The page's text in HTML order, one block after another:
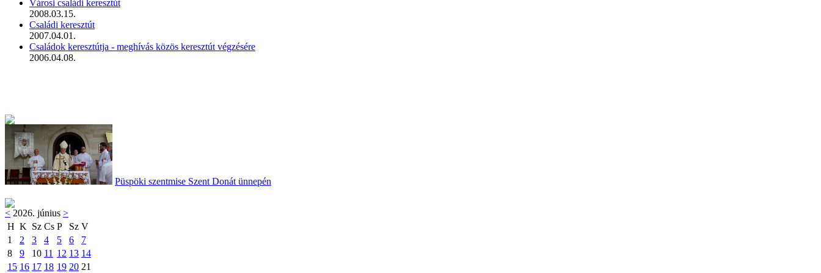
Városi családi keresztút
2008.03.15.
Családi keresztút
2007.04.01.
Családok keresztútja - meghívás közös keresztút végzésére
2006.04.08.
Püspöki szentmise Szent Donát ünnepén
< 2026. június >
H K Sz Cs P Sz V
1
2 3 4 5 6
7
8
9 10 11 12 13 14
15 16 17 18 19 20 21